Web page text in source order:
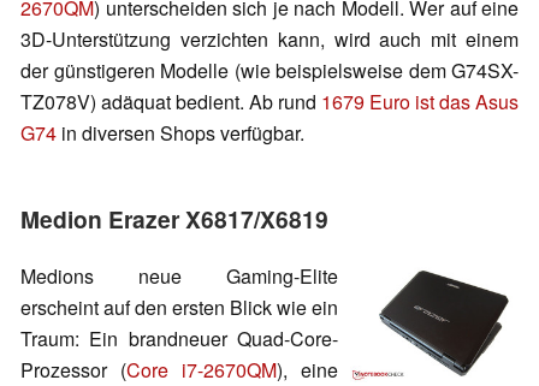
2670QM) unterscheiden sich je nach Modell. Wer auf eine
3D-Unterstützung verzichten kann, wird auch mit einem
der günstigeren Modelle (wie beispielsweise dem G74SX-
TZ078V) adäquat bedient. Ab rund 1679 Euro ist das Asus
G74 in diversen Shops verfügbar.
Medion Erazer X6817/X6819
Medions neue Gaming-Elite
erscheint auf den ersten Blick wie ein
Traum: Ein brandneuer Quad-Core-
Prozessor (Core i7-2670QM), eine